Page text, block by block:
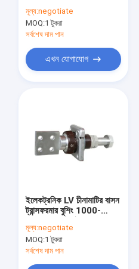
মূল্য:negotiate
MOQ:1 টুকরা
সর্বশেষ দাম পান
এখন যোগাযোগ
ইলেকট্রনিক LV চীনামাটির বাসন
ট্রান্সফরমার বুশিং 1000-
মূল্য:negotiate
MOQ:1 টুকরা
সর্বশেষ দাম পান